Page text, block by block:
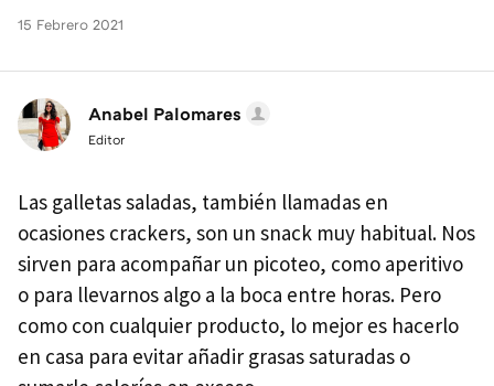
15 Febrero 2021
Anabel Palomares
Editor
Las galletas saladas, también llamadas en
ocasiones crackers, son un snack muy habitual. Nos
sirven para acompañar un picoteo, como aperitivo
o para llevarnos algo a la boca entre horas. Pero
como con cualquier producto, lo mejor es hacerlo
en casa para evitar añadir grasas saturadas o